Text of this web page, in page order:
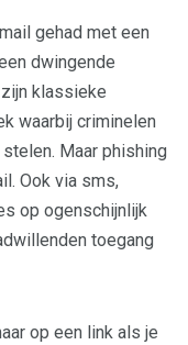
gehad met een
dwingende
klassieke
waarbij criminelen
Maar phishing
Ook via sms,
op ogenschijnlijk
toegang
op een link als je